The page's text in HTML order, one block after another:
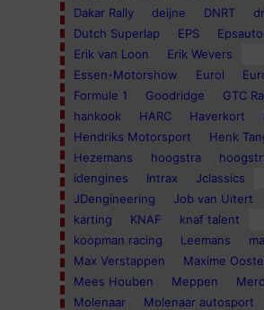
Dakar Rally
deijne DNRT
Dutch Superlap
EPS
Erik van Loon
Erik Wevers
Essen-Motorshow
Eurol
Formule 1
Goodridge
GTC
hankook
HARC Haverkort
Hendriks Motorsport
Henk
Hezemans
hoogstra
idengines
Intrax
Jclassics
JDengineering
Job van Uitert
karting
KNAF
knaf talent
koopman racing
Leemans
Max Verstappen
Maxime
Mees Houben
Meppen
Molenaar
Molenaar autosport